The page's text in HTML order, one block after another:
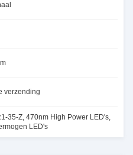
verzending
35-Z, 470nm High Power LED's,
LED's